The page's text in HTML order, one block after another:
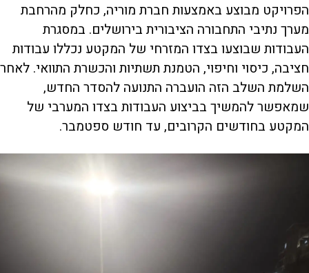
הפרויקט מבוצע באמצעות חברת מוריה, כחלק מהרחבת
מערך נתיבי התחבורה הציבורית בירושלים. במסגרת
העבודות שבוצעו בצדו המזרחי של המקטע נכללו עבודות
חציבה, כיסוי וחיפוי, הטמנת תשתיות והכשרת התוואי. לאחר
השלמת השלב הזה הועברה התנועה להסדר החדש,
שמאפשר להמשיך בביצוע העבודות בצדו המערבי של
המקטע בחודשים הקרובים, עד חודש ספטמבר.